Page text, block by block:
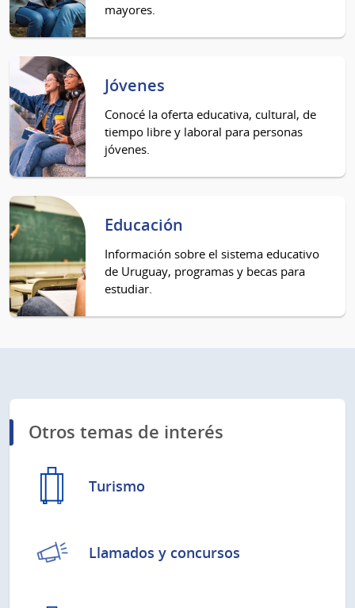
mayores.
Jóvenes
Conocé la oferta educativa, cultural, de
tiempo libre y laboral para personas
jóvenes.
Educación
Información sobre el sistema educativo
de Uruguay, programas y becas para
estudiar.
Otros temas de interés
Turismo
Llamados y concursos